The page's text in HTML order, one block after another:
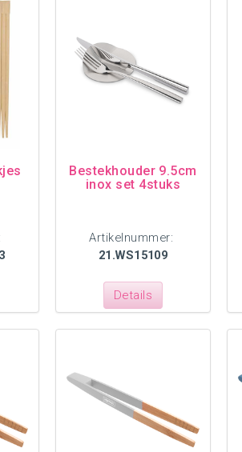
Bestekhouder 9.5cm
inox set 4stuks
Artikelnummer:
21.WS15109
Details